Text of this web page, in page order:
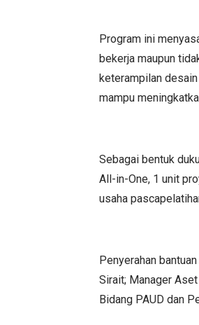
Program ini
bekerja maupun
keterampilan
mampu
Sebagai bentuk
All-in-One, 1 unit
usaha
Penyerahan
Sirait; Manager
Bidang PAUD dan